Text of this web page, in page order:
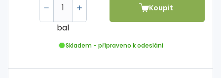
bal
Koupit
Skladem - připraveno k odeslání